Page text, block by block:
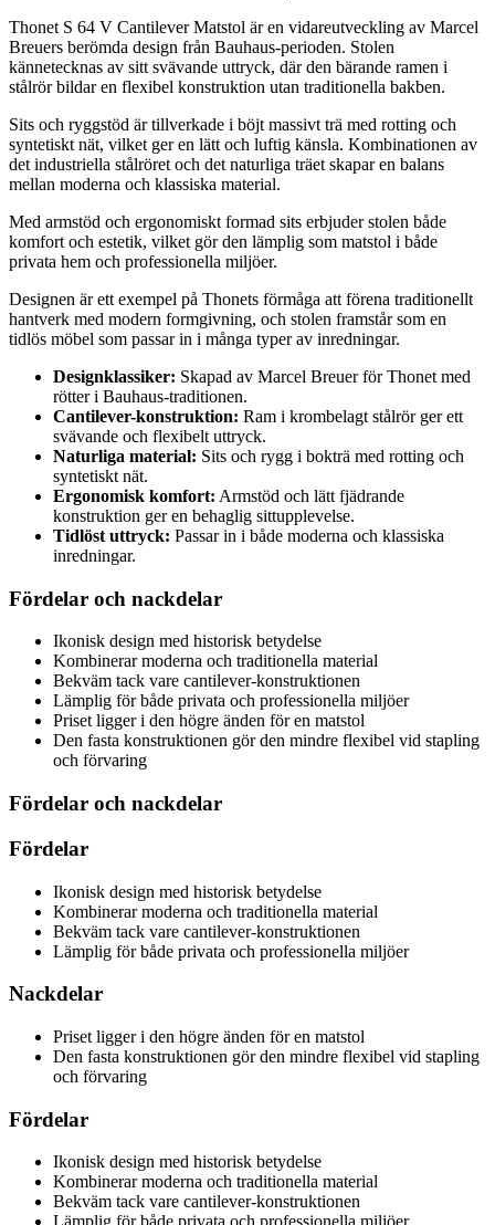
Thonet S 64 V Cantilever Matstol är en vidareutveckling av Marcel
Breuers berömda design från Bauhaus-perioden. Stolen
kännetecknas av sitt svävande uttryck, där den bärande ramen i
stålrör bildar en flexibel konstruktion utan traditionella bakben.
Sits och ryggstöd är tillverkade i böjt massivt trä med rotting och
syntetiskt nät, vilket ger en lätt och luftig känsla. Kombinationen av
det industriella stålröret och det naturliga träet skapar en balans
mellan moderna och klassiska material.
Med armstöd och ergonomiskt formad sits erbjuder stolen både
komfort och estetik, vilket gör den lämplig som matstol i både
privata hem och professionella miljöer.
Designen är ett exempel på Thonets förmåga att förena traditionellt
hantverk med modern formgivning, och stolen framstår som en
tidlös möbel som passar in i många typer av inredningar.
Designklassiker: Skapad av Marcel Breuer för Thonet med
rötter i Bauhaus-traditionen.
Cantilever-konstruktion: Ram i krombelagt stålrör ger ett
svävande och flexibelt uttryck.
Naturliga material: Sits och rygg i bokträ med rotting och
syntetiskt nät.
Ergonomisk komfort: Armstöd och lätt fjädrande
konstruktion ger en behaglig sittupplevelse.
Tidlöst uttryck: Passar in i både moderna och klassiska
inredningar.
Fördelar och nackdelar
Ikonisk design med historisk betydelse
Kombinerar moderna och traditionella material
Bekväm tack vare cantilever-konstruktionen
Lämplig för både privata och professionella miljöer
Priset ligger i den högre änden för en matstol
Den fasta konstruktionen gör den mindre flexibel vid stapling
och förvaring
Fördelar och nackdelar
Fördelar
Ikonisk design med historisk betydelse
Kombinerar moderna och traditionella material
Bekväm tack vare cantilever-konstruktionen
Lämplig för både privata och professionella miljöer
Nackdelar
Priset ligger i den högre änden för en matstol
Den fasta konstruktionen gör den mindre flexibel vid stapling
och förvaring
Fördelar
Ikonisk design med historisk betydelse
Kombinerar moderna och traditionella material
Bekväm tack vare cantilever-konstruktionen